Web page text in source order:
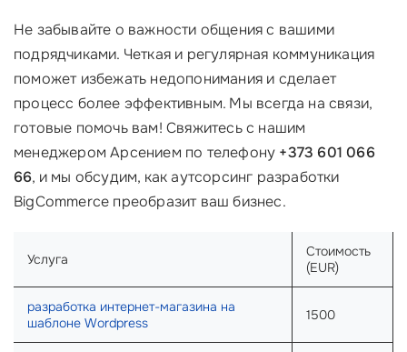
Не забывайте о важности общения с вашими
подрядчиками. Четкая и регулярная коммуникация
поможет избежать недопонимания и сделает
процесс более эффективным. Мы всегда на связи,
готовые помочь вам! Свяжитесь с нашим
менеджером Арсением по телефону +373 601 066
66, и мы обсудим, как аутсорсинг разработки
BigCommerce преобразит ваш бизнес.
Услуга
Стоимость
(EUR)
разработка интернет-магазина на
шаблоне Wordpress
1500